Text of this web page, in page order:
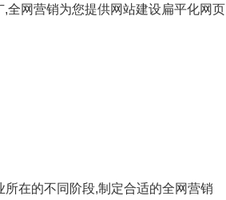
全网营销为您提供网站建设扁平化网页
在的不同阶段,制定合适的全网营销